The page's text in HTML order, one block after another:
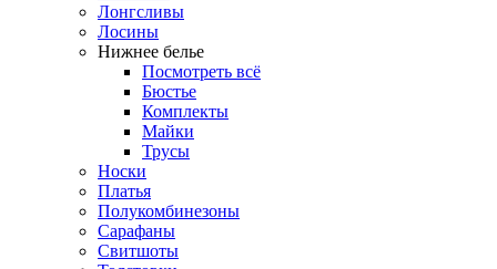
Лонгсливы
Лосины
Нижнее белье
Посмотреть всё
Бюстье
Комплекты
Майки
Трусы
Носки
Платья
Полукомбинезоны
Сарафаны
Свитшоты